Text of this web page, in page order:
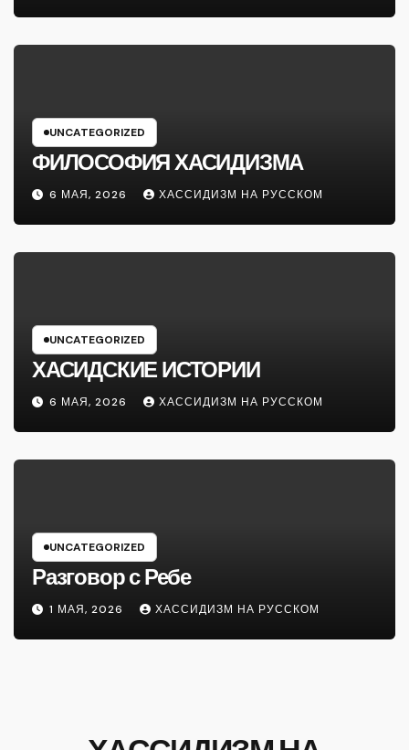
UNCATEGORIZED
ФИЛОСОФИЯ ХАСИДИЗМА
6 МАЯ, 2026 ХАССИДИЗМ НА РУССКОМ
UNCATEGORIZED
ХАСИДСКИЕ ИСТОРИИ
6 МАЯ, 2026 ХАССИДИЗМ НА РУССКОМ
UNCATEGORIZED
Разговор с Ребе
1 МАЯ, 2026 ХАССИДИЗМ НА РУССКОМ